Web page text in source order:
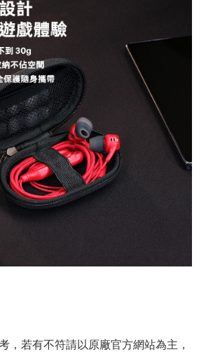
，若有不符請以原廠官方網站為主，